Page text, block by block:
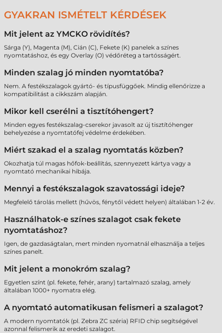
GYAKRAN ISMÉTELT KÉRDÉSEK
Mit jelent az YMCKO rövidítés?
Sárga (Y), Magenta (M), Cián (C), Fekete (K) panelek a színes
nyomtatáshoz, és egy Overlay (O) védőréteg a tartósságért.
Minden szalag jó minden nyomtatóba?
Nem. A festékszalagok gyártó- és típusfüggőek. Mindig ellenőrizze a
kompatibilitást a cikkszám alapján.
Mikor kell cserélni a tisztítóhengert?
Minden egyes festékszalag-cserekor javasolt az új tisztítóhenger
behelyezése a nyomtatófej védelme érdekében.
Miért szakad el a szalag nyomtatás közben?
Okozhatja túl magas hőfok-beállítás, szennyezett kártya vagy a
nyomtató mechanikai hibája.
Mennyi a festékszalagok szavatossági ideje?
Megfelelő tárolás mellett (hűvös, fénytől védett helyen) általában 1-2 év.
Használhatok-e színes szalagot csak fekete
nyomtatáshoz?
Igen, de gazdaságtalan, mert minden nyomatnál elhasználja a teljes
színes panelt.
Mit jelent a monokróm szalag?
Egyetlen színt (pl. fekete, fehér, arany) tartalmazó szalag, amely
általában 1000+ nyomatra elég.
A nyomtató automatikusan felismeri a szalagot?
A modern nyomtatók (pl. Zebra ZC széria) RFID chip segítségével
azonnal felismerik az eredeti szalagot.